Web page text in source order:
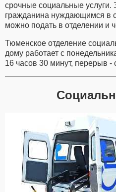
срочные социальные услуги.
гражданина нуждающимся в
можно подать в отделении и
Тюменское отделение
дому работает с
16 часов 30 минут, перерыв -